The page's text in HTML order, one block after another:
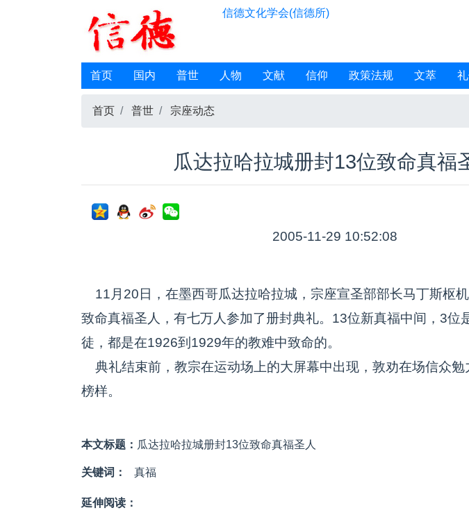
信德文化学会(信德所)
首页 国内 普世 人物 文献 信仰 政策法规 文萃
首页 普世 宗座动态
瓜达拉哈拉城册封13位致命真福
2005-11-29 10:52:08
11月20日，在墨西哥瓜达拉哈拉城，宗座宣圣部部长马丁斯枢
致命真福圣人，有七万人参加了册封典礼。13位新真福中间，3位
徒，都是在1926到1929年的教难中致命的。
典礼结束前，教宗在运动场上的大屏幕中出现，敦劝在场信众勉
榜样。
本文标题： 瓜达拉哈拉城册封13位致命真福圣人
关键词： 真福
延伸阅读：